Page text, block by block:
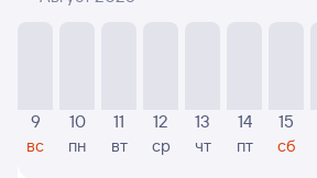
Если никто не искал авиабилетов по
Москва — Элиста, то цены могут
частично или полностью. В этом
9
вс
10
пн
11
вт
12
ср
13
чт
14
пт
15
сб